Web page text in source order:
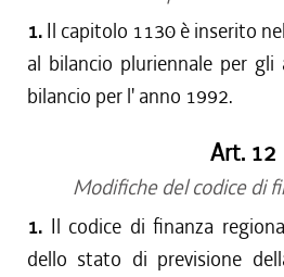
1. Il capitolo 1130 è inserito
al bilancio pluriennale per
bilancio per l' anno 1992.
Art. 12
Modifiche del codice di
1. Il codice di finanza
dello stato di previsione